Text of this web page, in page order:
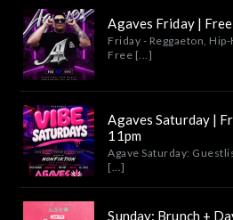
Agaves Friday |
Friday - Reggaeton,
Free [...]
Agaves Saturday |
11pm
Agave Saturday:
[...]
Sunday: Brunch +